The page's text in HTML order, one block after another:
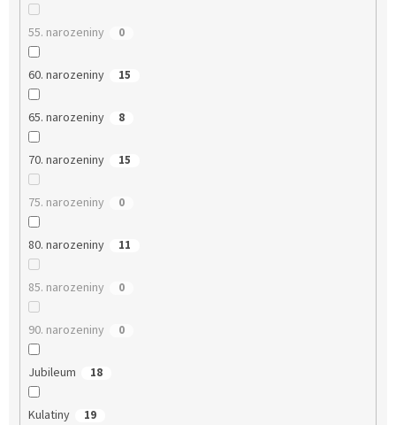
55. narozeniny 0
60. narozeniny 15
65. narozeniny 8
70. narozeniny 15
75. narozeniny 0
80. narozeniny 11
85. narozeniny 0
90. narozeniny 0
Jubileum 18
Kulatiny 19